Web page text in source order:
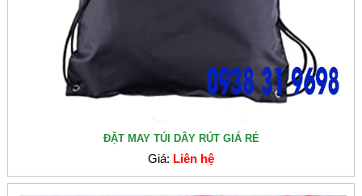
ĐẶT MAY TÚI DÂY RÚT GIÁ RẺ
Giá: Liên hệ